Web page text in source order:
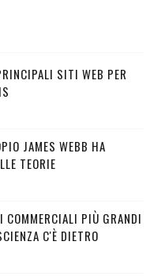
SITI WEB PER
JAMES WEBB HA
TEORIE
COMMERCIALI PIÙ GRANDI
C'È DIETRO